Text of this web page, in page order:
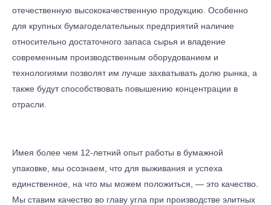
отечественную высококачественную продукцию. Особенно
для крупных бумагоделательных предприятий наличие
относительно достаточного запаса сырья и владение
современным производственным оборудованием и
технологиями позволят им лучше захватывать долю рынка, а
также будут способствовать повышению концентрации в
отрасли.
Имея более чем 12-летний опыт работы в бумажной
упаковке, мы осознаем, что для выживания и успеха
единственное, на что мы можем положиться, — это качество.
Мы ставим качество во главу угла при производстве элитных